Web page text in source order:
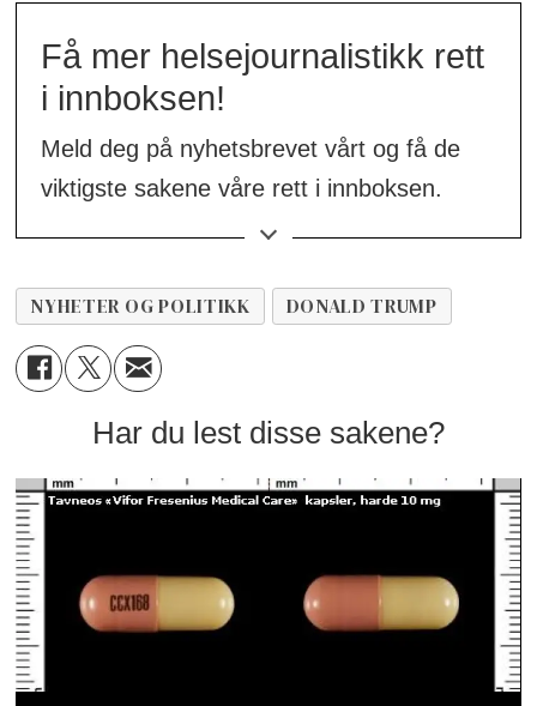
Få mer helsejournalistikk rett
i innboksen!
Meld deg på nyhetsbrevet vårt og få de
viktigste sakene våre rett i innboksen.
NYHETER OG POLITIKK DONALD TRUMP
Har du lest disse sakene?